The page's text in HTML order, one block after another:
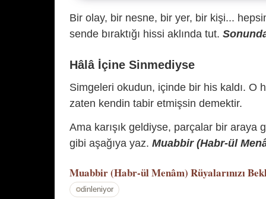
Bir olay, bir nesne, bir yer, bir kişi...
sende bıraktığı hissi aklında tut.
Hâlâ İçine Sinmediyse
Simgeleri okudun, içinde bir his kaldı. O
zaten kendin tabir etmişsin demektir.
Ama karışık geldiyse, parçalar bir araya
gibi aşağıya yaz. Muabbir (Habr-ül
Muabbir (Habr-ül Menâm) Rüyalarınızı
dinleniyor